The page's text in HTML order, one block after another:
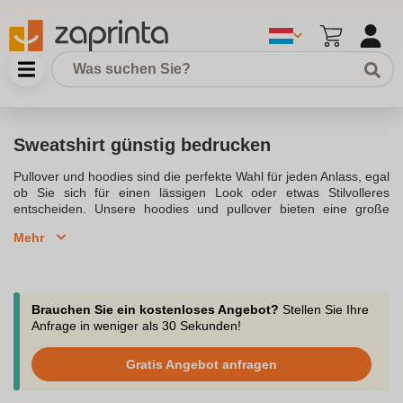
Sweatshirt günstig bedrucken
Pullover und hoodies sind die perfekte Wahl für jeden Anlass, egal
ob Sie sich für einen lässigen Look oder etwas Stilvolleres
entscheiden. Unsere hoodies und pullover bieten eine große
können, was Ihnen am besten gefällt. Wenn Sie ein sweatshirt
individuell bedrucken oder besticken zu lassen.Ein pullover oder
hoodie kann mit verschiedenen druckverfahren wie siebdruck
oder flockdruck bearbeitet werden, um ein hochwertiges Ergebnis
aufgetragen, was besonders langlebig ist. Sie können ein logo
bedrucken lassen oder sogar ein motiv aus unserer großen
auswahl wählen, um Ihren pulli bedrucken zu lassen.Die
Mehr
Brauchen Sie ein kostenloses Angebot? Stellen Sie Ihre
Anfrage in weniger als 30 Sekunden!
Gratis Angebot anfragen